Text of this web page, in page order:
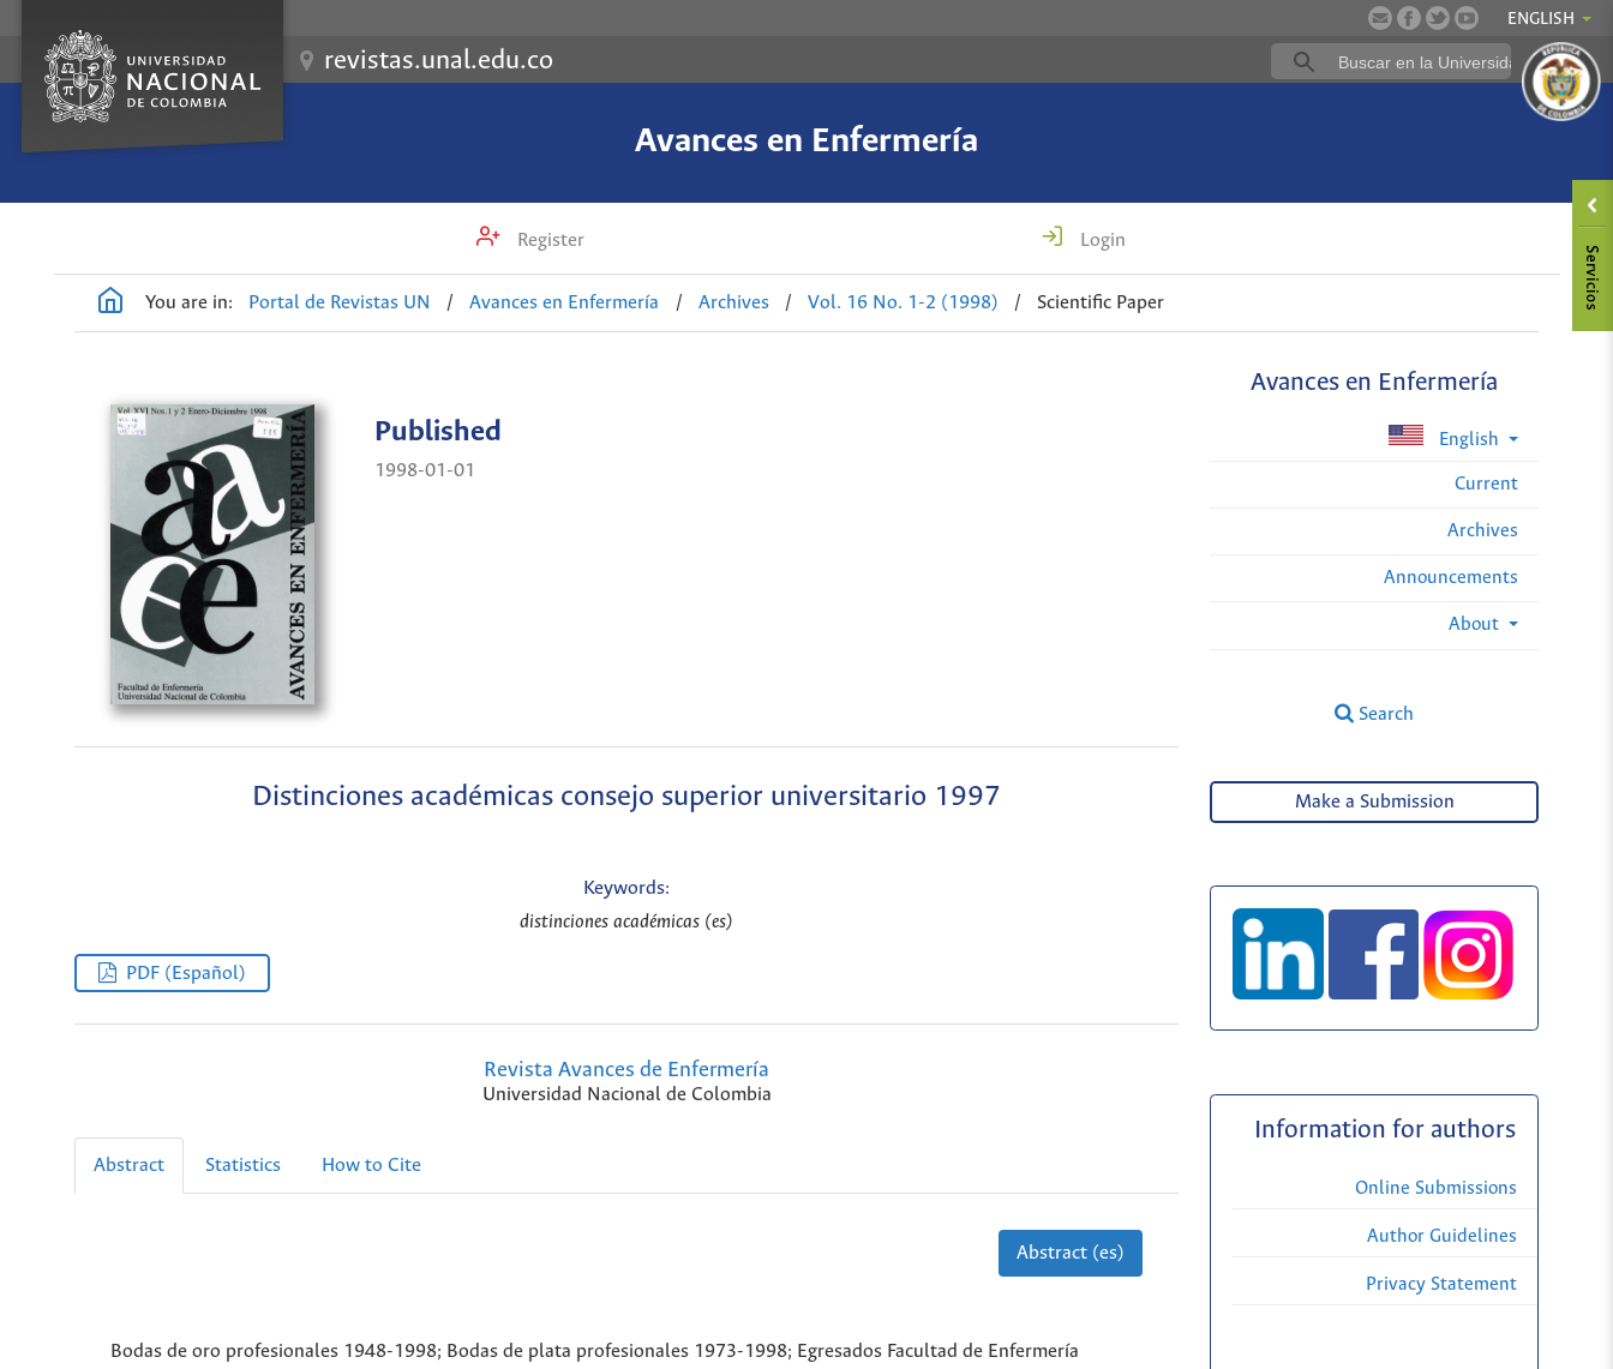
ENGLISH
revistas.unal.edu.co
Avances en Enfermería
Register Login
You are in: Portal de Revistas UN / Avances en Enfermería / Archives / Vol. 16 No. 1-2 (1998) / Scientific Paper
Avances en Enfermería
English
Current
Archives
Announcements
About
Search
Published
1998-01-01
Distinciones académicas consejo superior universitario 1997
Keywords:
distinciones académicas (es)
PDF (Español)
Revista Avances de Enfermería
Universidad Nacional de Colombia
Abstract Statistics How to Cite
Abstract (es)
Bodas de oro profesionales 1948-1998; Bodas de plata profesionales 1973-1998; Egresados Facultad de Enfermería
Make a Submission
Information for authors
Online Submissions
Author Guidelines
Privacy Statement